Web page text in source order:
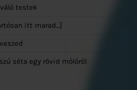
testek
itt marad…]
séta egy rövid mólóról